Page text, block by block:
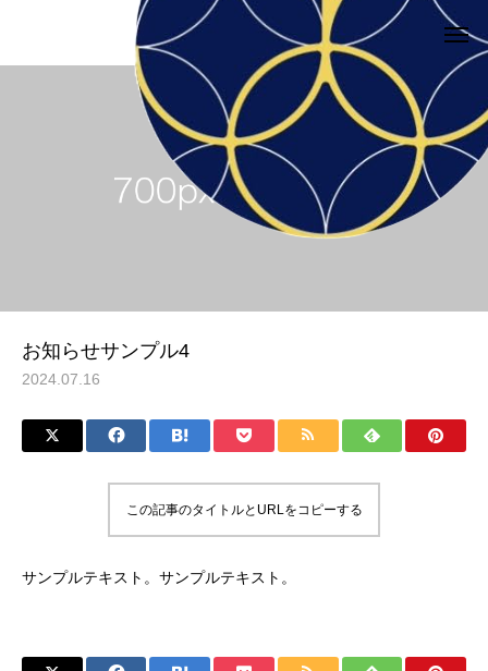
お知らせサンプル4
2024.07.16
この記事のタイトルとURLをコピーする
サンプルテキスト。サンプルテキスト。